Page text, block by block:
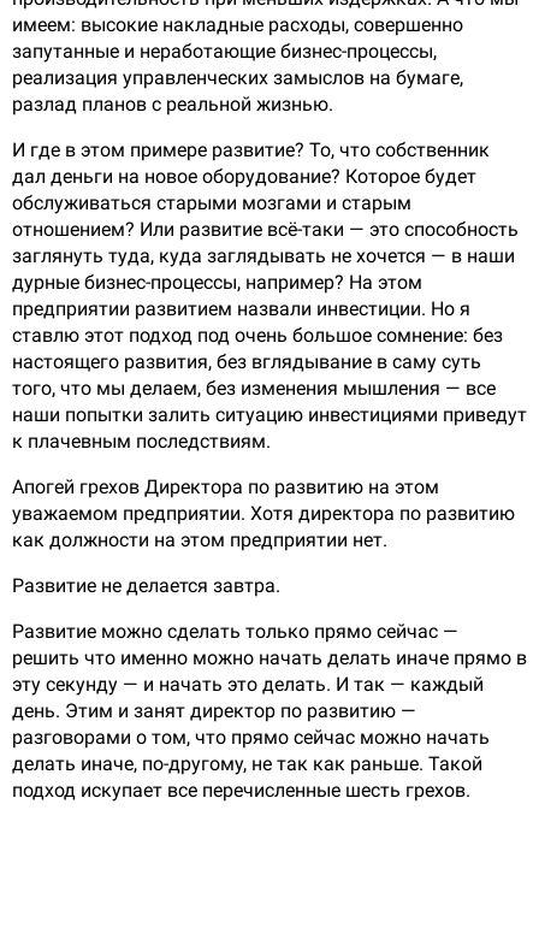
имеем: высокие накладные расходы, совершенно
запутанные и неработающие бизнес-процессы,
реализация управленческих замыслов на бумаге,
разлад планов с реальной жизнью.
И где в этом примере развитие? То, что собственник
дал деньги на новое оборудование? Которое будет
обслуживаться старыми мозгами и старым
отношением? Или развитие всё-таки — это способность
заглянуть туда, куда заглядывать не хочется — в наши
дурные бизнес-процессы, например? На этом
предприятии развитием назвали инвестиции. Но я
ставлю этот подход под очень большое сомнение: без
настоящего развития, без вглядывание в саму суть
того, что мы делаем, без изменения мышления — все
наши попытки залить ситуацию инвестициями приведут
к плачевным последствиям.
Апогей грехов Директора по развитию на этом
уважаемом предприятии. Хотя директора по развитию
как должности на этом предприятии нет.
Развитие не делается завтра.
Развитие можно сделать только прямо сейчас —
решить что именно можно начать делать иначе прямо в
эту секунду — и начать это делать. И так — каждый
день. Этим и занят директор по развитию —
разговорами о том, что прямо сейчас можно начать
делать иначе, по-другому, не так как раньше. Такой
подход искупает все перечисленные шесть грехов.